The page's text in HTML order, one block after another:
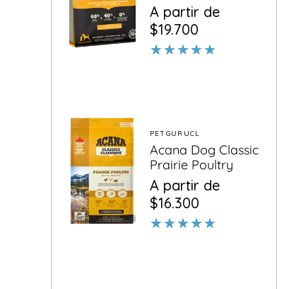
Precio
habitual
Precio
de
oferta
A partir de
$19.700
Proveedor:
PETGURUCL
Acana Dog Classic
Prairie Poultry
Precio
habitual
Precio
de
oferta
A partir de
$16.300